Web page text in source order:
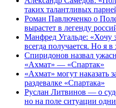
таких талантливых
Роман Павлюченко о
вырастет в легенду
Манфред Угальде: «Хочу
всегда получается. Но я
Спиридонов назвал
«Ахмат» — «Спартак»
«Ахмат» могут наказать
раздевалке «Спартака»
Руслан Литвинов — о
но на поле ситуации